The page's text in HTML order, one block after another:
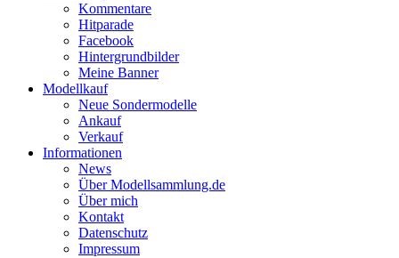
Kommentare
Hitparade
Facebook
Hintergrundbilder
Meine Banner
Modellkauf
Neue Sondermodelle
Ankauf
Verkauf
Informationen
News
Über Modellsammlung.de
Über mich
Kontakt
Datenschutz
Impressum